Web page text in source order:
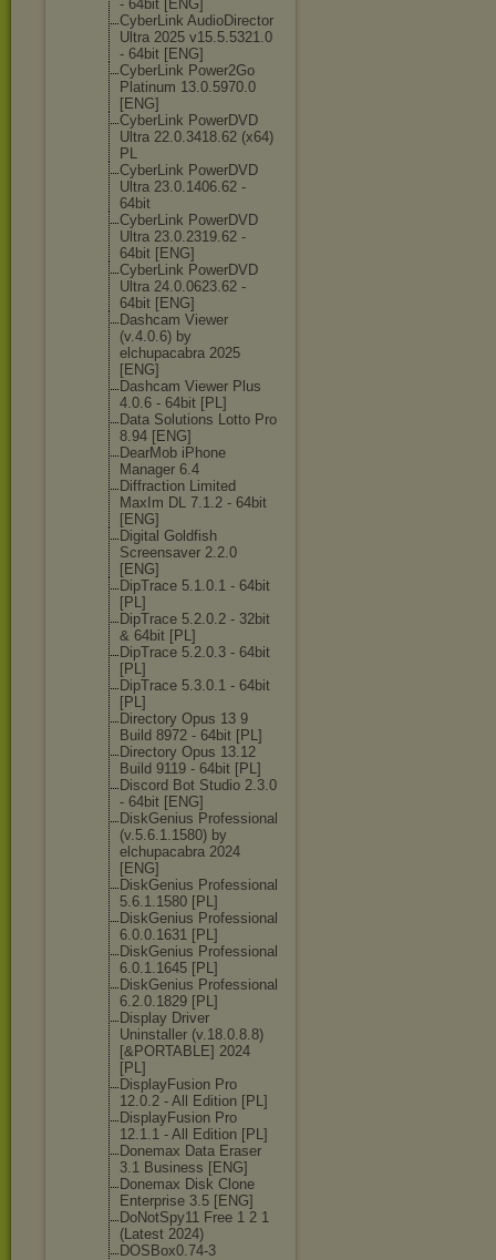
- 64bit [ENG]
CyberLink AudioDirector
Ultra 2025 v15.5.5321.0
- 64bit [ENG]
CyberLink Power2Go
Platinum 13.0.5970.0
[ENG]
CyberLink PowerDVD
Ultra 22.0.3418.62 (x64)
PL
CyberLink PowerDVD
Ultra 23.0.1406.62 -
64bit
CyberLink PowerDVD
Ultra 23.0.2319.62 -
64bit [ENG]
CyberLink PowerDVD
Ultra 24.0.0623.62 -
64bit [ENG]
Dashcam Viewer
(v.4.0.6) by
elchupacabra 2025
[ENG]
Dashcam Viewer Plus
4.0.6 - 64bit [PL]
Data Solutions Lotto Pro
8.94 [ENG]
DearMob iPhone
Manager 6.4
Diffraction Limited
MaxIm DL 7.1.2 - 64bit
[ENG]
Digital Goldfish
Screensaver 2.2.0
[ENG]
DipTrace 5.1.0.1 - 64bit
[PL]
DipTrace 5.2.0.2 - 32bit
& 64bit [PL]
DipTrace 5.2.0.3 - 64bit
[PL]
DipTrace 5.3.0.1 - 64bit
[PL]
Directory Opus 13 9
Build 8972 - 64bit [PL]
Directory Opus 13.12
Build 9119 - 64bit [PL]
Discord Bot Studio 2.3.0
- 64bit [ENG]
DiskGenius Professional
(v.5.6.1.1580) by
elchupacabra 2024
[ENG]
DiskGenius Professional
5.6.1.1580 [PL]
DiskGenius Professional
6.0.0.1631 [PL]
DiskGenius Professional
6.0.1.1645 [PL]
DiskGenius Professional
6.2.0.1829 [PL]
Display Driver
Uninstaller (v.18.0.8.8)
[&PORTABLE] 2024
[PL]
DisplayFusion Pro
12.0.2 - All Edition [PL]
DisplayFusion Pro
12.1.1 - All Edition [PL]
Donemax Data Eraser
3.1 Business [ENG]
Donemax Disk Clone
Enterprise 3.5 [ENG]
DoNotSpy11 Free 1 2 1
(Latest 2024)
DOSBox0.74-3